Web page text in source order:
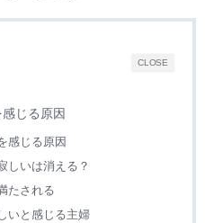
CLOSE
じる原因
感じる原因
しいは消える？
たされる
いと感じる主婦